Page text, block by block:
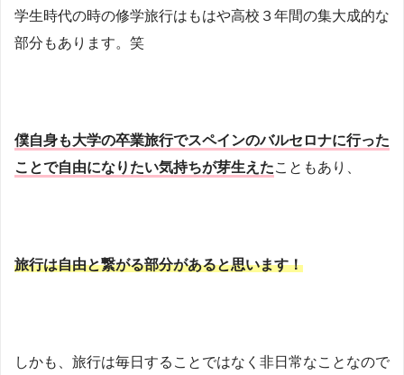
学生時代の時の修学旅行はもはや高校３年間の集大成的な
部分もあります。笑
僕自身も大学の卒業旅行でスペインのバルセロナに行った
ことで自由になりたい気持ちが芽生えたこともあり、
旅行は自由と繋がる部分があると思います！
しかも、旅行は毎日することではなく非日常なことなので